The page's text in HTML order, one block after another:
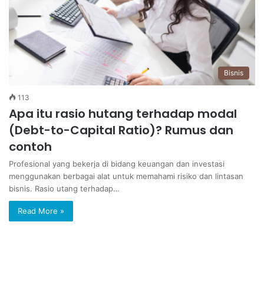
Bisnis
113
Apa itu rasio hutang terhadap modal
(Debt-to-Capital Ratio)? Rumus dan
contoh
Profesional yang bekerja di bidang keuangan dan investasi
menggunakan berbagai alat untuk memahami risiko dan lintasan
bisnis. Rasio utang terhadap…
Read More »